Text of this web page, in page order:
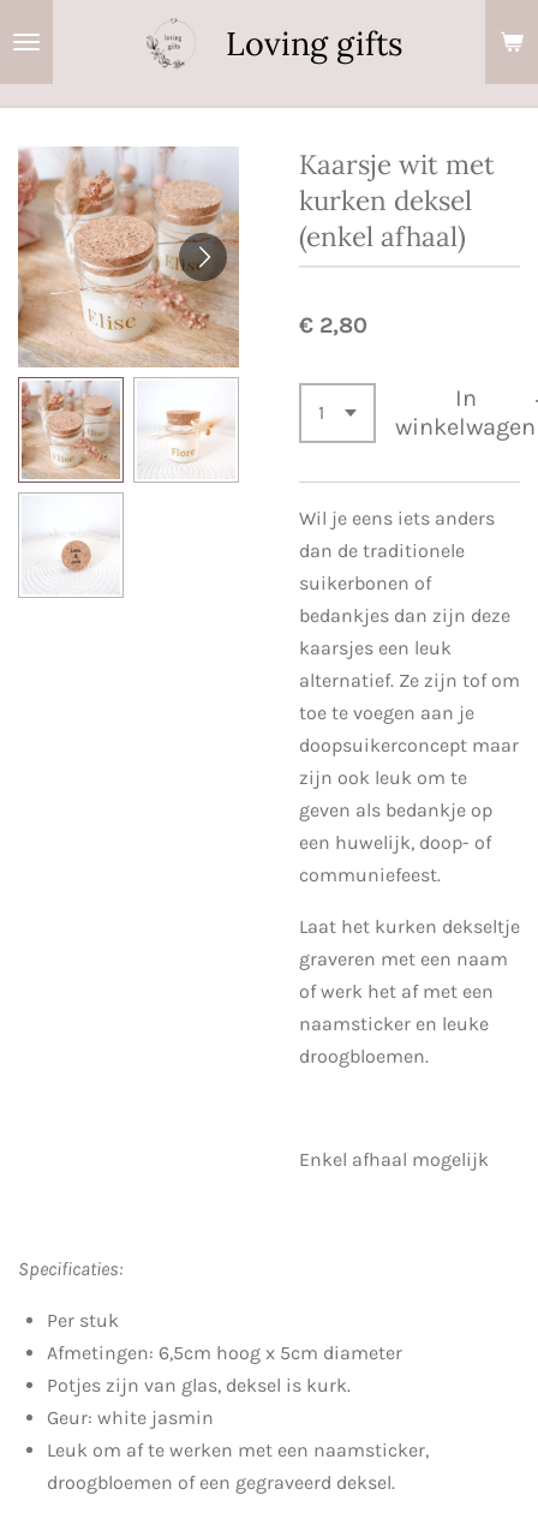
hoofdinhoud
Loving gifts
Kaarsje wit met
kurken deksel
(enkel afhaal)
€ 2,80
In
winkelwagen
Wil je eens iets anders
dan de traditionele
suikerbonen of
bedankjes dan zijn deze
kaarsjes een leuk
alternatief. Ze zijn tof om
toe te voegen aan je
doopsuikerconcept maar
zijn ook leuk om te
geven als bedankje op
een huwelijk, doop- of
communiefeest.
Laat het kurken dekseltje
graveren met een naam
of werk het af met een
naamsticker en leuke
droogbloemen.
Enkel afhaal mogelijk
Specificaties:
Per stuk
Afmetingen: 6,5cm hoog x 5cm diameter
Potjes zijn van glas, deksel is kurk.
Geur: white jasmin
Leuk om af te werken met een naamsticker,
droogbloemen of een gegraveerd deksel.